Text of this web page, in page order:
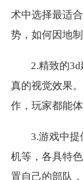
术中选择最适
势，如何因地
2.精致的
真的视觉效果
作，玩家都能
3.游戏中
机等，各具特
置自己的部队